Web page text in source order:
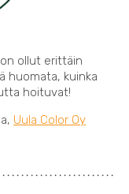
ollut erittäin
huomata, kuinka
hoituvat!
Uula Color Oy